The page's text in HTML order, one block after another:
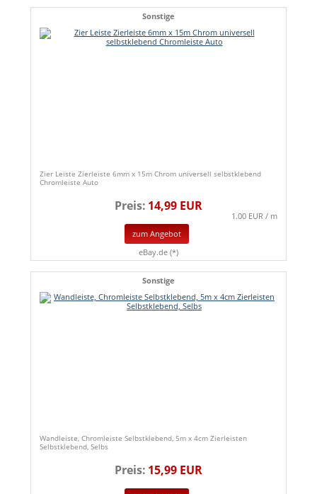
Sonstige
Zier Leiste Zierleiste 6mm x 15m Chrom universell selbstklebend
Chromleiste Auto
Preis: 14,99 EUR
1.00 EUR / m
zum Angebot
eBay.de (*)
Sonstige
Wandleiste, Chromleiste Selbstklebend, 5m x 4cm Zierleisten
Selbstklebend, Selbs
Preis: 15,99 EUR